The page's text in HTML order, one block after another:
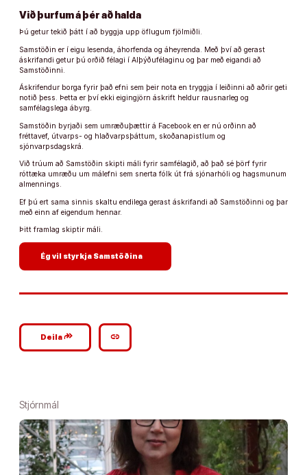
Við þurfum á þér að halda
Þú getur tekið þátt í að byggja upp öflugum fjölmiðli.
Samstöðin er í eigu lesenda, áhorfenda og áheyrenda. Með því að gerast
áskrifandi getur þú orðið félagi í Alþýðufélaginu og þar með eigandi að
Samstöðinni.
Áskrifendur borga fyrir það efni sem þeir nota en tryggja í leiðinni að aðrir geti
notið þess. Þetta er því ekki eigingjörn áskrift heldur rausnarleg og
samfélagslega ábyrg.
Samstöðin byrjaði sem umræðuþættir á Facebook en er nú orðinn að
fréttavef, útvarps- og hlaðvarpsþáttum, skoðanapistlum og
sjónvarpsdagskrá.
Við trúum að Samstöðin skipti máli fyrir samfélagið, að það sé þörf fyrir
róttæka umræðu um málefni sem snerta fólk út frá sjónarhóli og hagsmunum
almennings.
Ef þú ert sama sinnis skaltu endilega gerast áskrifandi að Samstöðinni og þar
með einn af eigendum hennar.
Þitt framlag skiptir máli.
Ég vil styrkja Samstöðina
Deilagoogle_plus_reshare link
Stjórnmál